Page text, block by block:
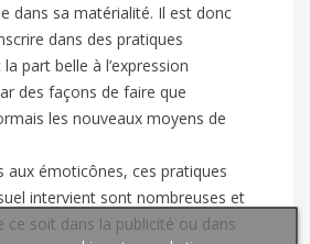
dans sa matérialité. Il est donc
dans des pratiques
part belle à l’expression
des façons de faire que
les nouveaux moyens de
aux émoticônes, ces pratiques
intervient sont nombreuses et
ce soit dans la publicité ou dans